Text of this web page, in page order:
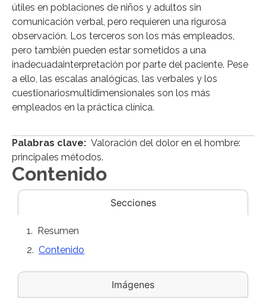
útiles en poblaciones de niños y adultos sin
comunicación verbal, pero requieren una rigurosa
observación. Los terceros son los más empleados,
pero también pueden estar sometidos a una
inadecuadainterpretación por parte del paciente. Pese
a ello, las escalas analógicas, las verbales y los
cuestionariosmultidimensionales son los más
empleados en la práctica clínica.
Palabras clave: Valoración del dolor en el hombre:
principales métodos.
Contenido
Secciones
Imágenes
Resumen
Contenido